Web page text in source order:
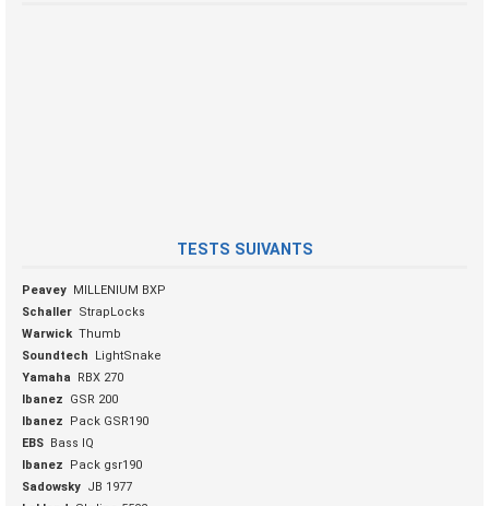
TESTS SUIVANTS
Peavey MILLENIUM BXP
Schaller StrapLocks
Warwick Thumb
Soundtech
LightSnake
Yamaha
RBX 270
Ibanez
GSR 200
Ibanez
Pack GSR190
EBS Bass IQ
Ibanez
Pack gsr190
Sadowsky JB 1977